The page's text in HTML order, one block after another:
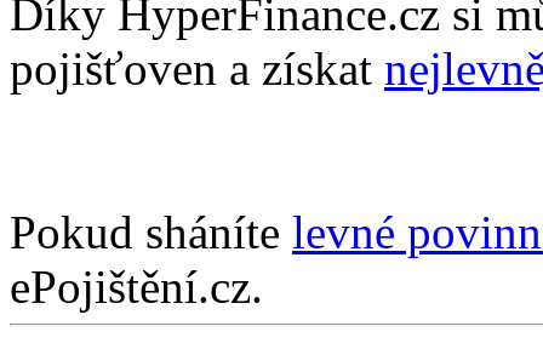
Díky HyperFinance.cz si
pojišťoven a získat
Pokud sháníte levné
ePojištění.cz.